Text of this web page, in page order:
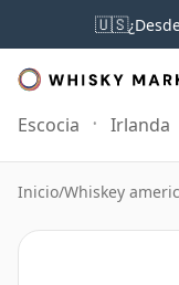
🇺🇸
Escocia Irlanda
Inicio/Whiskey